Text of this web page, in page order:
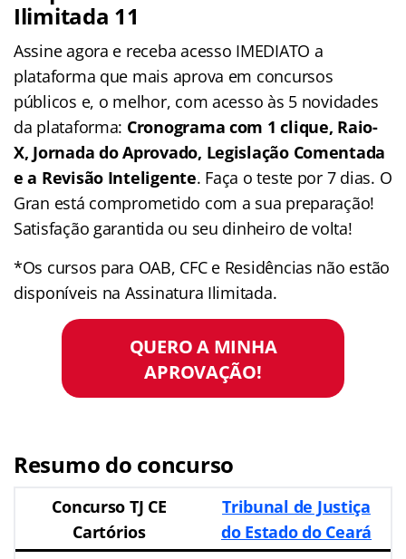
Ilimitada 11
Assine agora e receba acesso IMEDIATO a
plataforma que mais aprova em concursos
públicos e, o melhor, com acesso às 5 novidades
da plataforma: Cronograma com 1 clique, Raio-
X, Jornada do Aprovado, Legislação Comentada
e a Revisão Inteligente. Faça o teste por 7 dias. O
Gran está comprometido com a sua preparação!
Satisfação garantida ou seu dinheiro de volta!
*Os cursos para OAB, CFC e Residências não estão
disponíveis na Assinatura Ilimitada.
QUERO A MINHA
APROVAÇÃO!
Resumo do concurso
Concurso TJ CE
Cartórios
Tribunal de Justiça
do Estado do Ceará